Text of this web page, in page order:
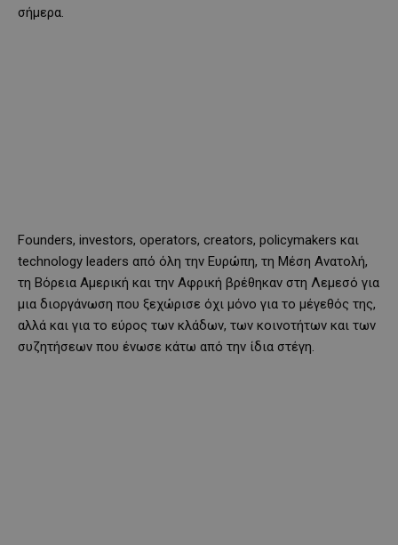
σήμερα.
Founders, investors, operators, creators, policymakers και
technology leaders από όλη την Ευρώπη, τη Μέση Ανατολή,
τη Βόρεια Αμερική και την Αφρική βρέθηκαν στη Λεμεσό για
μια διοργάνωση που ξεχώρισε όχι μόνο για το μέγεθός της,
αλλά και για το εύρος των κλάδων, των κοινοτήτων και των
συζητήσεων που ένωσε κάτω από την ίδια στέγη.